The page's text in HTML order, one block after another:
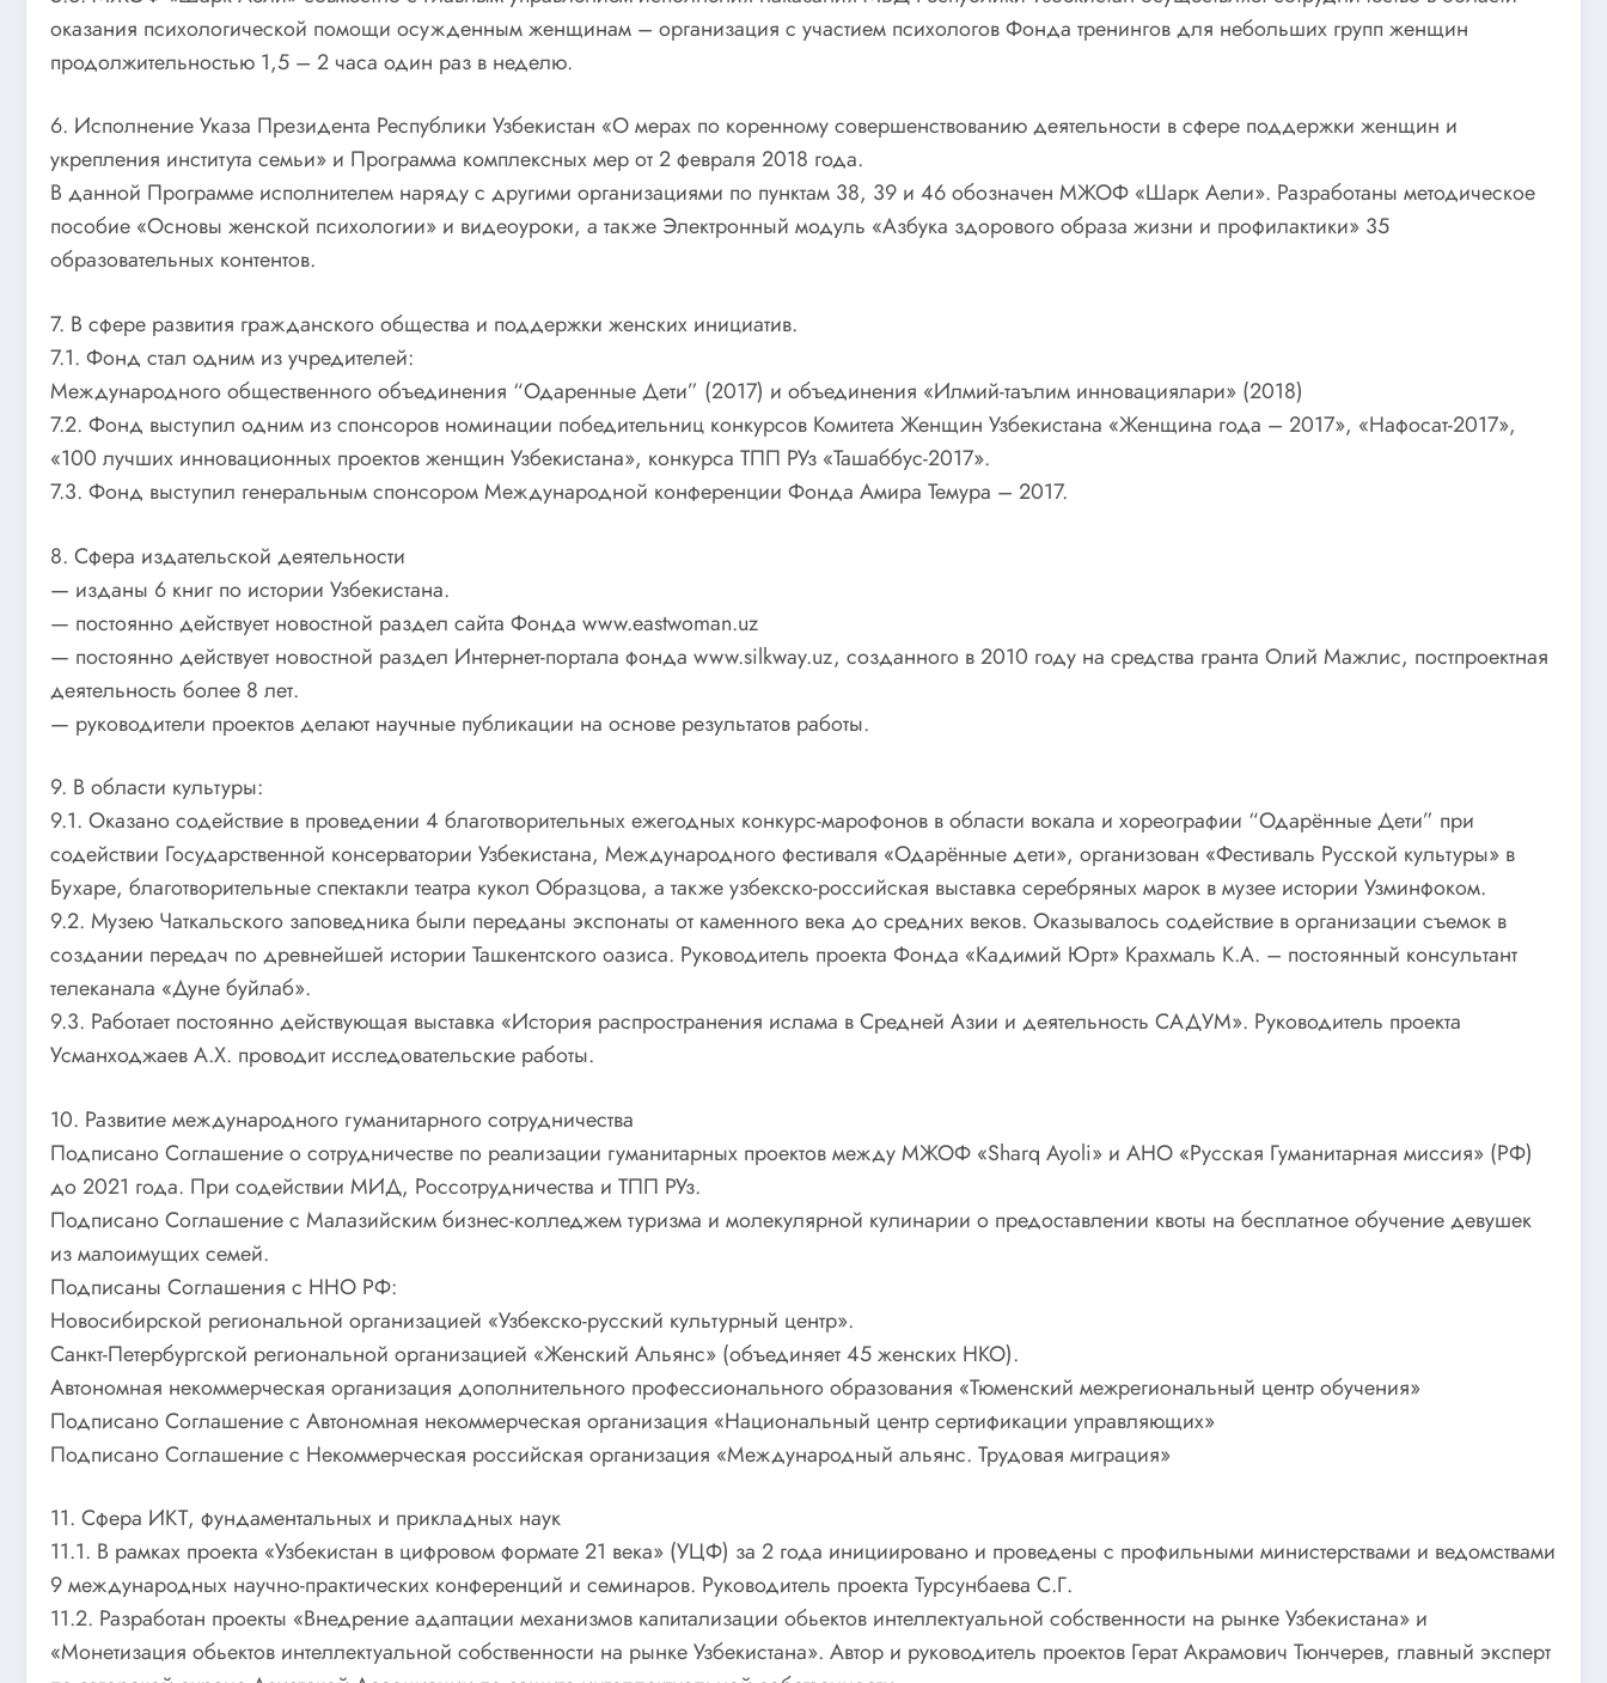
оказания психологической помощи осужденным женщинам – организация с участием психологов Фонда тренингов для небольших групп женщин
продолжительностью 1,5 – 2 часа один раз в неделю.
6. Исполнение Указа Президента Республики Узбекистан «О мерах по коренному совершенствованию деятельности в сфере поддержки женщин и
укрепления института семьи» и Программа комплексных мер от 2 февраля 2018 года.
В данной Программе исполнителем наряду с другими организациями по пунктам 38, 39 и 46 обозначен МЖОФ «Шарк Аели». Разработаны методическое
пособие «Основы женской психологии» и видеоуроки, а также Электронный модуль «Азбука здорового образа жизни и профилактики» 35
образовательных контентов.
7. В сфере развития гражданского общества и поддержки женских инициатив.
7.1. Фонд стал одним из учредителей:
Международного общественного объединения “Одаренные Дети” (2017) и объединения «Илмий-таълим инновациялари» (2018)
7.2. Фонд выступил одним из спонсоров номинации победительниц конкурсов Комитета Женщин Узбекистана «Женщина года – 2017», «Нафосат-2017»,
«100 лучших инновационных проектов женщин Узбекистана», конкурса ТПП РУз «Ташаббус-2017».
7.3. Фонд выступил генеральным спонсором Международной конференции Фонда Амира Темура – 2017.
8. Сфера издательской деятельности
— изданы 6 книг по истории Узбекистана.
— постоянно действует новостной раздел сайта Фонда www.eastwoman.uz
— постоянно действует новостной раздел Интернет-портала фонда www.silkway.uz, созданного в 2010 году на средства гранта Олий Мажлис, постпроектная
деятельность более 8 лет.
— руководители проектов делают научные публикации на основе результатов работы.
9. В области культуры:
9.1. Оказано содействие в проведении 4 благотворительных ежегодных конкурс-марофонов в области вокала и хореографии “Одарённые Дети” при
содействии Государственной консерватории Узбекистана, Международного фестиваля «Одарённые дети», организован «Фестиваль Русской культуры» в
Бухаре, благотворительные спектакли театра кукол Образцова, а также узбекско-российская выставка серебряных марок в музее истории Узминфоком.
9.2. Музею Чаткальского заповедника были переданы экспонаты от каменного века до средних веков. Оказывалось содействие в организации съемок в
создании передач по древнейшей истории Ташкентского оазиса. Руководитель проекта Фонда «Кадимий Юрт» Крахмаль К.А. – постоянный консультант
телеканала «Дуне буйлаб».
9.3. Работает постоянно действующая выставка «История распространения ислама в Средней Азии и деятельность САДУМ». Руководитель проекта
Усманходжаев А.Х. проводит исследовательские работы.
10. Развитие международного гуманитарного сотрудничества
Подписано Соглашение о сотрудничестве по реализации гуманитарных проектов между МЖОФ «Sharq Ayoli» и АНО «Русская Гуманитарная миссия» (РФ)
до 2021 года. При содействии МИД, Россотрудничества и ТПП РУз.
Подписано Соглашение с Малазийским бизнес-колледжем туризма и молекулярной кулинарии о предоставлении квоты на бесплатное обучение девушек
из малоимущих семей.
Подписаны Соглашения с ННО РФ:
Новосибирской региональной организацией «Узбекско-русский культурный центр».
Санкт-Петербургской региональной организацией «Женский Альянс» (объединяет 45 женских НКО).
Автономная некоммерческая организация дополнительного профессионального образования «Тюменский межрегиональный центр обучения»
Подписано Соглашение с Автономная некоммерческая организация «Национальный центр сертификации управляющих»
Подписано Соглашение с Некоммерческая российская организация «Международный альянс. Трудовая миграция»
11. Сфера ИКТ, фундаментальных и прикладных наук
11.1. В рамках проекта «Узбекистан в цифровом формате 21 века» (УЦФ) за 2 года инициировано и проведены с профильными министерствами и ведомствами
9 международных научно-практических конференций и семинаров. Руководитель проекта Турсунбаева С.Г.
11.2. Разработан проекты «Внедрение адаптации механизмов капитализации обьектов интеллектуальной собственности на рынке Узбекистана» и
«Монетизация обьектов интеллектуальной собственности на рынке Узбекистана». Автор и руководитель проектов Герат Акрамович Тюнчерев, главный эксперт